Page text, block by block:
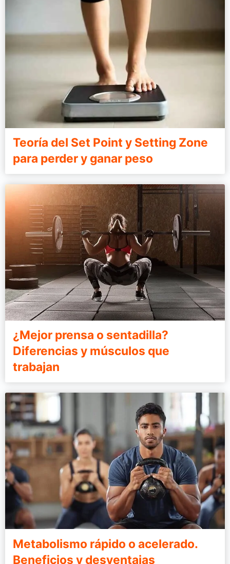
Teoría del Set Point y Setting Zone
para perder y ganar peso
¿Mejor prensa o sentadilla?
Diferencias y músculos que
trabajan
Metabolismo rápido o acelerado.
Beneficios y desventajas